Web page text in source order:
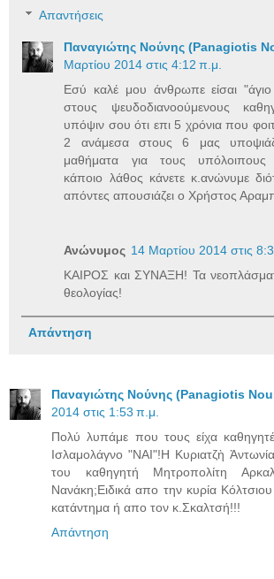
Απαντήσεις
Παναγιώτης Νούνης (Panagiotis
Μαρτίου 2014 στις 4:12 π.μ.
Εσύ καλέ μου άνθρωπε είσαι
στους ψευδοδιανοούμενους
υπόψιν σου ότι επι 5 χρόνια που
2 ανάμεσα στους 6 μας
μαθήματα για τους υπόλοιπους
κάποιο λάθος κάνετε κ.ανώνυμε
απόντες απουσιάζει ο Χρήστος
Ανώνυμος 14 Μαρτίου 2014 στις
ΚΑΙΡΟΣ και ΣΥΝΑΞΗ! Τα
θεολογίας!
Απάντηση
Παναγιώτης Νούνης (Panagiotis
2014 στις 1:53 π.μ.
Πολύ λυπάμε που τους είχα
Ισλαμολάγνο "ΝΑΙ"!Η Κυριατζὴ
του καθηγητή Μητροπολίτη
Νανάκη;Ειδικά απο την κυρία Κόλτσιου
κατάντημα ή απο τον κ.Σκαλτσή!!!
Απάντηση